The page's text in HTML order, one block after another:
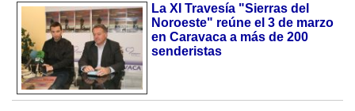
La XI Travesía "Sierras del
Noroeste" reúne el 3 de marzo
en Caravaca a más de 200
senderistas